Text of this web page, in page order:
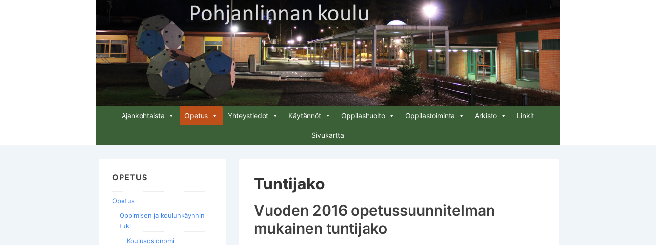
Päänavigaatio
Ajankohtaista Opetus Yhteystiedot Käytännöt Oppilashuolto Oppilastoiminta Arkisto Linkit
Sivukartta
Tuntijako
Vuoden 2016 opetussuunnitelman
mukainen tuntijako
OPETUS
Opetus
Oppimisen ja koulunkäynnin
tuki
Koulusosionomi